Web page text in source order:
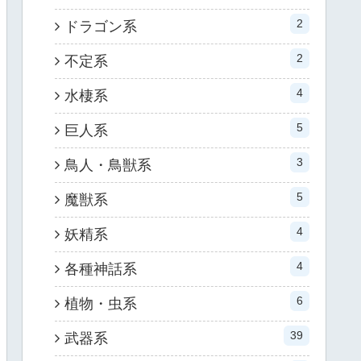
ドラゴン系 2
不定系 2
水棲系 4
巨人系 5
鳥人・鳥獣系 3
魔獣系 5
妖精系 4
各種神話系 4
植物・虫系 6
武器系 39